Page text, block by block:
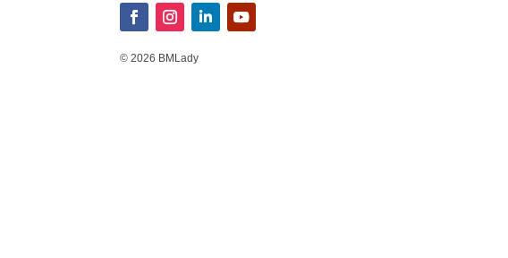
© 2026 BMLady